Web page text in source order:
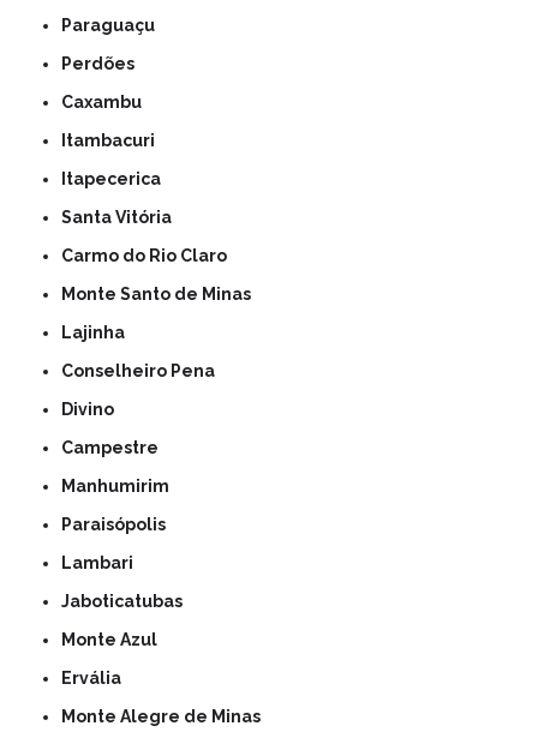
Paraguaçu
Perdões
Caxambu
Itambacuri
Itapecerica
Santa Vitória
Carmo do Rio Claro
Monte Santo de Minas
Lajinha
Conselheiro Pena
Divino
Campestre
Manhumirim
Paraisópolis
Lambari
Jaboticatubas
Monte Azul
Ervália
Monte Alegre de Minas